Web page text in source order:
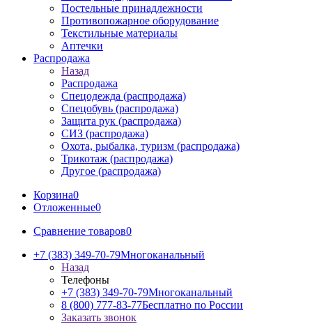
Постельные принадлежности
Противопожарное оборудование
Текстильные материалы
Аптечки
Распродажа
Назад
Распродажа
Спецодежда (распродажа)
Спецобувь (распродажа)
Защита рук (распродажа)
СИЗ (распродажа)
Охота, рыбалка, туризм (распродажа)
Трикотаж (распродажа)
Другое (распродажа)
Корзина0
Отложенные0
Сравнение товаров0
+7 (383) 349-70-79Многоканальный
Назад
Телефоны
+7 (383) 349-70-79Многоканальный
8 (800) 777-83-77Бесплатно по России
Заказать звонок